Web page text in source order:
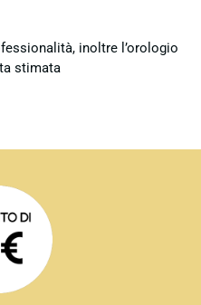
inoltre l’orologio
stimata